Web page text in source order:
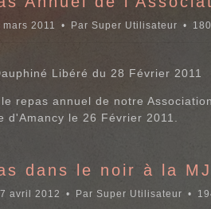
2011 Par Super Utilisateur
Libéré du 28 Février 2011
repas annuel de notre
d'Amancy le 26 Février 2011.
dans le noir à la
avril 2012 Par Super Utilisateur